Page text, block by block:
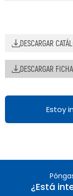
DESCARGAR
DESCARGAR
Estoy
¿Está